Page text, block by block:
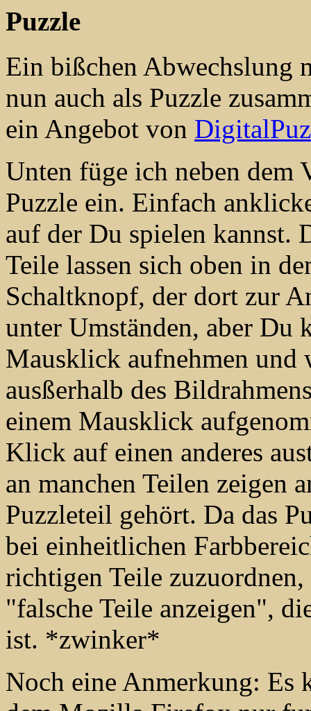
Puzzle
Ein bißchen Abwechslung
nun auch als Puzzle
ein Angebot von
Unten füge ich neben dem
Puzzle ein. Einfach
auf der Du spielen kannst.
Teile lassen sich oben in
Schaltknopf, der dort zur
unter Umständen, aber Du
Mausklick aufnehmen und
ausßerhalb des
einem Mausklick
Klick auf einen anderes
an manchen Teilen zeigen
Puzzleteil gehört. Da das
bei einheitlichen
richtigen Teile
"falsche Teile anzeigen",
ist. *zwinker*
Noch eine Anmerkung: Es